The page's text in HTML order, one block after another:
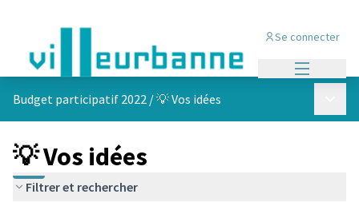
Se connecter
Budget participatif 2022 /💡 Vos idées
💡 Vos idées
Filtrer et rechercher